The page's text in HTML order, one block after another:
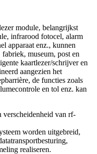
module, belangrijkst
infrarood fotocel, alarm
apparaat enz., kunnen
museum, post en
kaartlezer/schrijver en
aangezien het
de functies zoals
en tol enz. kan
verscheidenheid van rf-
worden uitgebreid,
realiseren.